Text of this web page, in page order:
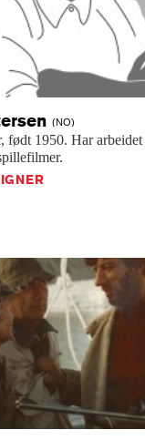
(NO)
født 1950. Har arbeidet